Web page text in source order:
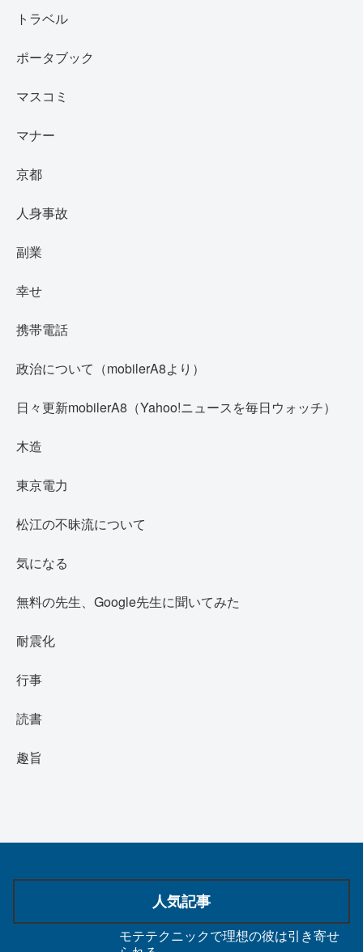
トラベル
ポータブック
マスコミ
マナー
京都
人身事故
副業
幸せ
携帯電話
政治について（mobilerA8より）
日々更新mobilerA8（Yahoo!ニュースを毎日ウォッチ）
木造
東京電力
松江の不昧流について
気になる
無料の先生、Google先生に聞いてみた
耐震化
行事
読書
趣旨
人気記事
モテテクニックで理想の彼は引き寄せ